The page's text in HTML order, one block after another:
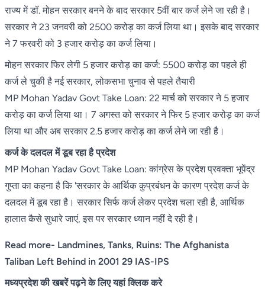
राज्य में डॉ. मोहन सरकार बनने के बाद सरकार 5वीं बार कर्ज लेने जा रही है।
सरकार ने 23 जनवरी को 2500 करोड़ का कर्ज लिया था। इसके बाद सरकार
ने 7 फरवरी को 3 हजार करोड़ का कर्ज लिया।
मोहन सरकार फिर लेगी 5 हजार करोड़ का कर्ज: 5500 करोड़ का पहले ही
कर्ज ले चुकी है नई सरकार, लोकसभा चुनाव से पहले तैयारी
MP Mohan Yadav Govt Take Loan: 22 मार्च को सरकार ने 5 हजार
करोड़ का कर्ज लिया था। 7 अगस्त को सरकार ने फिर 5 हजार करोड़ का कर्ज
लिया था और अब सरकार 2.5 हजार करोड़ का कर्ज लेने जा रही है।
कर्ज के दलदल में डूब रहा है प्रदेश
MP Mohan Yadav Govt Take Loan: कांग्रेस के प्रदेश प्रवक्ता भूपेंद्र
गुप्ता का कहना है कि 'सरकार के आर्थिक कुप्रबंधन के कारण प्रदेश कर्ज के
दलदल में डूब रहा है। सरकार सिर्फ कर्ज लेकर प्रदेश चला रही है, आर्थिक
हालात कैसे सुधारे जाएं, इस पर सरकार ध्यान नहीं दे रही है।
Read more- Landmines, Tanks, Ruins: The Afghanista
Taliban Left Behind in 2001 29 IAS-IPS
मध्यप्रदेश की खबरें पढ़ने के लिए यहां क्लिक करे